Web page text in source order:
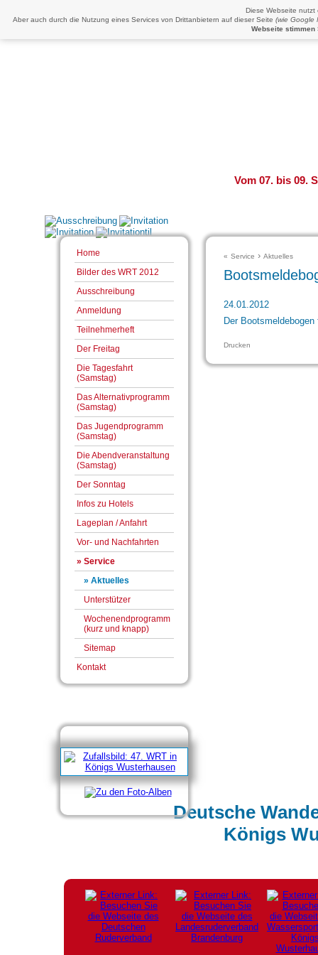
Diese Webseite
Aber auch durch die Nutzung eines Services von Drittanbietern auf dieser Seite (wie Google
Webseite stimmen
Vom 07. bis 09.
Home
Bilder des WRT 2012
Ausschreibung
Anmeldung
Teilnehmerheft
Der Freitag
Die Tagesfahrt
(Samstag)
Das Alternativprogramm
(Samstag)
Das Jugendprogramm
(Samstag)
Die Abendveranstaltung
(Samstag)
Der Sonntag
Infos zu Hotels
Lageplan / Anfahrt
Vor- und Nachfahrten
» Service
» Aktuelles
Unterstützer
Wochenendprogramm
(kurz und knapp)
Sitemap
Kontakt
« Service › Aktuelles
24.01.2012
Der
Drucken
Deutsche
Königs